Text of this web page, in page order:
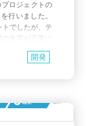
ロジェクトの
行いました。
でしたが、テ
文字が正常に
た。 調査の結
該当文字開発